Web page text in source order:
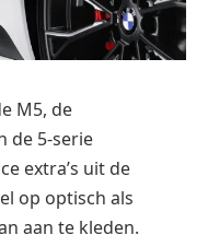
M5, de
de 5-serie
extra’s uit de
op optisch als
aan te kleden.